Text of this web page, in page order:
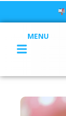
MENU